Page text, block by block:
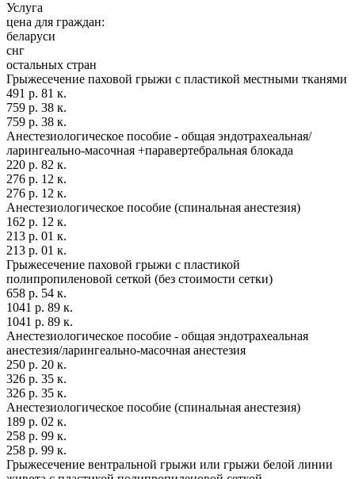
Услуга
цена для граждан:
беларуси
снг
остальных стран
Грыжесечение паховой грыжи с пластикой местными тканями
491 р. 81 к.
759 р. 38 к.
759 р. 38 к.
Анестезиологическое пособие - общая эндотрахеальная/
ларингеально-масочная +паравертебральная блокада
220 р. 82 к.
276 р. 12 к.
276 р. 12 к.
Анестезиологическое пособие (спинальная анестезия)
162 р. 12 к.
213 р. 01 к.
213 р. 01 к.
Грыжесечение паховой грыжи с пластикой
полипропиленовой сеткой (без стоимости сетки)
658 р. 54 к.
1041 р. 89 к.
1041 р. 89 к.
Анестезиологическое пособие - общая эндотрахеальная
анестезия/ларингеально-масочная анестезия
250 р. 20 к.
326 р. 35 к.
326 р. 35 к.
Анестезиологическое пособие (спинальная анестезия)
189 р. 02 к.
258 р. 99 к.
258 р. 99 к.
Грыжесечение вентральной грыжи или грыжи белой линии